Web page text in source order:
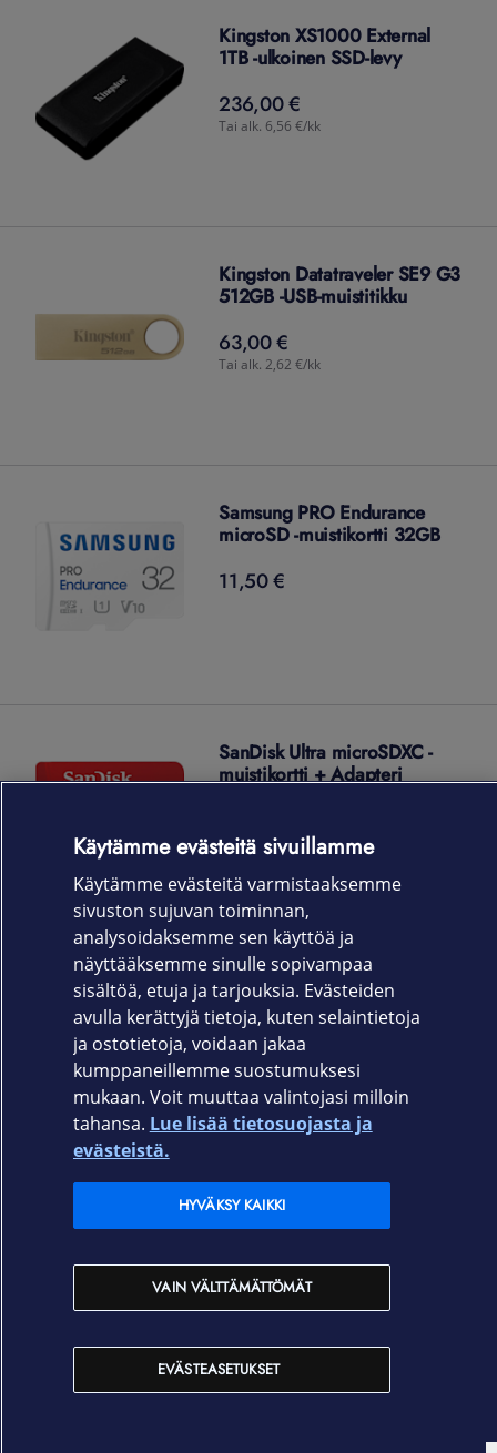
Kingston XS1000 External
1TB -ulkoinen SSD-levy
236,00 €
236,00€
Tai alk. 6,56 €/kk
Kingston Datatraveler SE9 G3
512GB -USB-muistitikku
63,00 €
63,00€
Tai alk. 2,62 €/kk
Samsung PRO Endurance
microSD -muistikortti 32GB
11,50 €
11,50€
SanDisk Ultra microSDXC -
muistikortti + Adapteri
Tai alk. 5,00 €/kk
NÄYTÄ LISÄÄ
Elisan myymälät
Käytämme evästeitä sivuillamme
Käytämme evästeitä varmistaaksemme
sivuston sujuvan toiminnan,
analysoidaksemme sen käyttöä ja
näyttääksemme sinulle sopivampaa
sisältöä, etuja ja tarjouksia. Evästeiden
avulla kerättyjä tietoja, kuten selaintietoja
ja ostotietoja, voidaan jakaa
kumppaneillemme suostumuksesi
mukaan. Voit muuttaa valintojasi milloin
tahansa. Lue lisää tietosuojasta ja
evästeistä.
EVÄSTEASETUKSET
VAIN VÄLTTÄMÄTTÖMÄT
HYVÄKSY KAIKKI